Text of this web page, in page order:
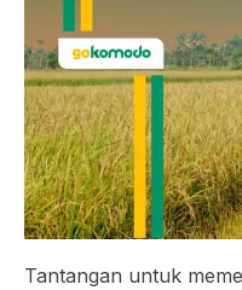
Tantangan untuk